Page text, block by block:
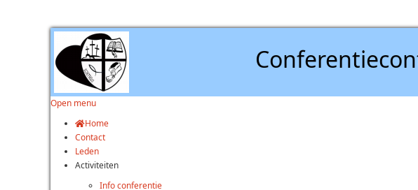
Open menu
Home
Contact
Leden
Activiteiten
Info conferentie